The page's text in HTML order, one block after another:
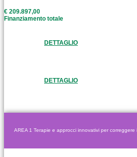
€ 209.897,00
Finanziamento totale
DETTAGLIO
DETTAGLIO
AREA 1 Terapie e approcci innovativi per